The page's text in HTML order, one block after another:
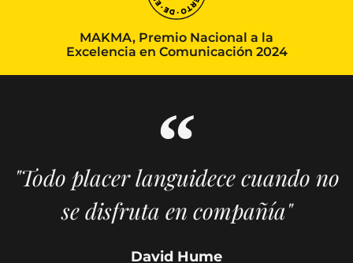
MAKMA, Premio Nacional a la
Excelencia en Comunicación 2024
"Todo placer languidece cuando no
se disfruta en compañía"
David Hume